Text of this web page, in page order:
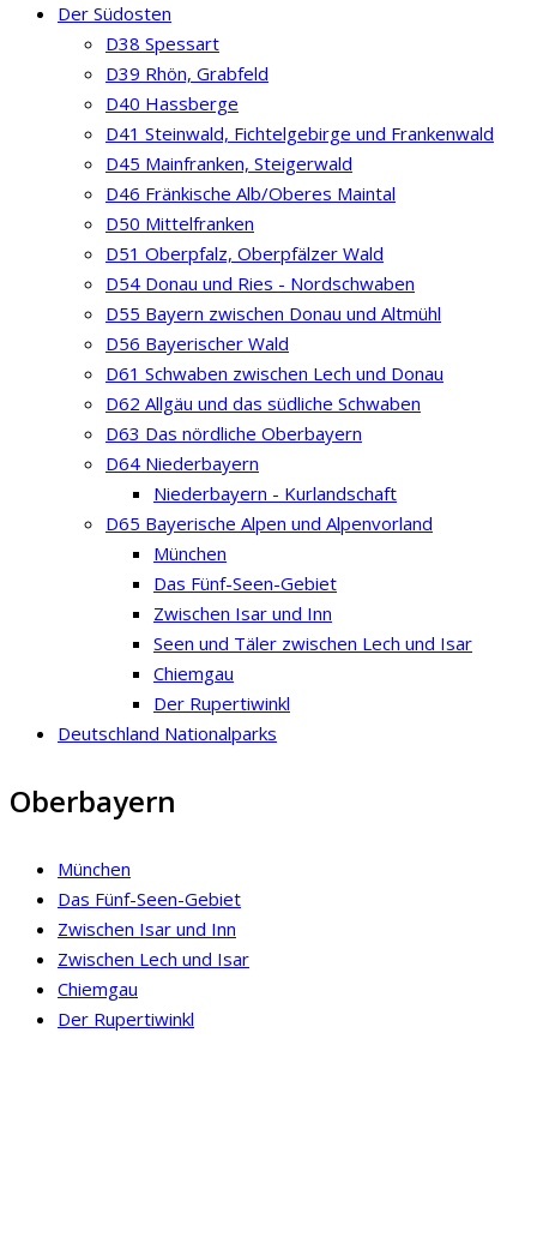
Der Südosten
D38 Spessart
D39 Rhön, Grabfeld
D40 Hassberge
D41 Steinwald, Fichtelgebirge und Frankenwald
D45 Mainfranken, Steigerwald
D46 Fränkische Alb/Oberes Maintal
D50 Mittelfranken
D51 Oberpfalz, Oberpfälzer Wald
D54 Donau und Ries - Nordschwaben
D55 Bayern zwischen Donau und Altmühl
D56 Bayerischer Wald
D61 Schwaben zwischen Lech und Donau
D62 Allgäu und das südliche Schwaben
D63 Das nördliche Oberbayern
D64 Niederbayern
Niederbayern - Kurlandschaft
D65 Bayerische Alpen und Alpenvorland
München
Das Fünf-Seen-Gebiet
Zwischen Isar und Inn
Seen und Täler zwischen Lech und Isar
Chiemgau
Der Rupertiwinkl
Deutschland Nationalparks
Oberbayern
München
Das Fünf-Seen-Gebiet
Zwischen Isar und Inn
Zwischen Lech und Isar
Chiemgau
Der Rupertiwinkl